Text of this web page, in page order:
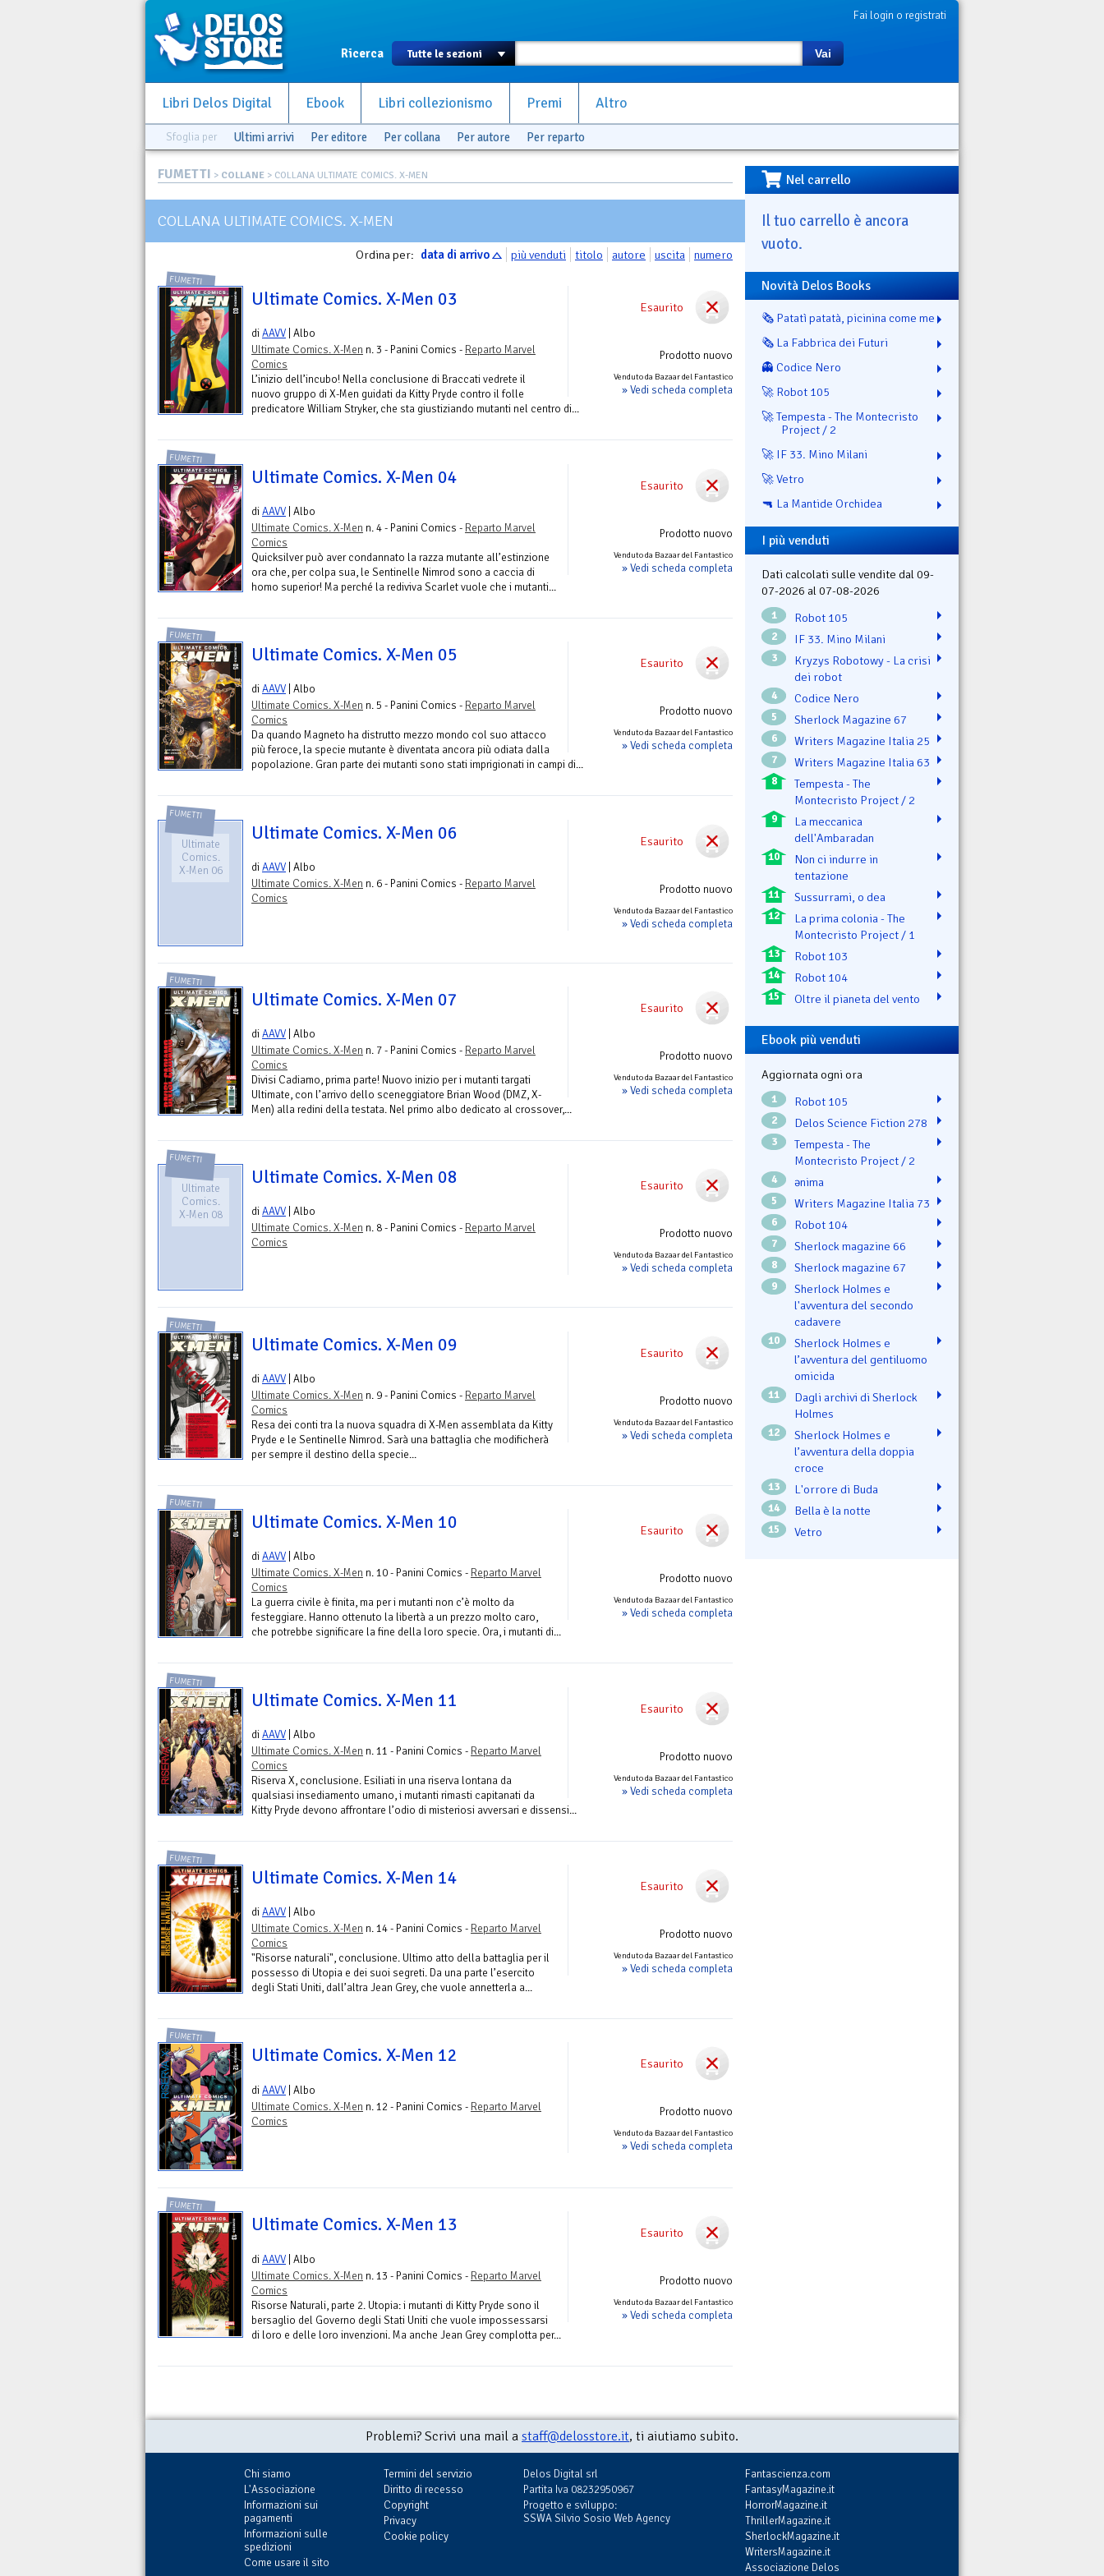
Fai login o registrati
Ricerca Vai
Libri Delos Digital Ebook Libri collezionismo Premi Altro
Sfoglia per Ultimi arrivi Per editore Per collana Per autore Per reparto
FUMETTI > COLLANE > COLLANA ULTIMATE COMICS. X-MEN
COLLANA ULTIMATE COMICS. X-MEN
Ordina per: data di arrivo più venduti titolo autore uscita numero
Esaurito
Prodotto nuovo
Venduto da Bazaar del Fantastico
» Vedi scheda completa
FUMETTI
Ultimate Comics. X-Men 03
diAAVV | Albo
Ultimate Comics. X-Men n. 3 - Panini Comics - Reparto Marvel
Comics
L’inizio dell’incubo! Nella conclusione di Braccati vedrete il
nuovo gruppo di X-Men guidati da Kitty Pryde contro il folle
predicatore William Stryker, che sta giustiziando mutanti nel centro di...
Esaurito
Prodotto nuovo
Venduto da Bazaar del Fantastico
» Vedi scheda completa
FUMETTI
Ultimate Comics. X-Men 04
diAAVV | Albo
Ultimate Comics. X-Men n. 4 - Panini Comics - Reparto Marvel
Comics
Quicksilver può aver condannato la razza mutante all’estinzione
ora che, per colpa sua, le Sentinelle Nimrod sono a caccia di
homo superior! Ma perché la rediviva Scarlet vuole che i mutanti...
Esaurito
Prodotto nuovo
Venduto da Bazaar del Fantastico
» Vedi scheda completa
FUMETTI
Ultimate Comics. X-Men 05
diAAVV | Albo
Ultimate Comics. X-Men n. 5 - Panini Comics - Reparto Marvel
Comics
Da quando Magneto ha distrutto mezzo mondo col suo attacco
più feroce, la specie mutante è diventata ancora più odiata dalla
popolazione. Gran parte dei mutanti sono stati imprigionati in campi di...
Esaurito
Prodotto nuovo
Venduto da Bazaar del Fantastico
» Vedi scheda completa
FUMETTI
Ultimate
Comics.
X-Men 06
Ultimate Comics. X-Men 06
diAAVV | Albo
Ultimate Comics. X-Men n. 6 - Panini Comics - Reparto Marvel
Comics
Esaurito
Prodotto nuovo
Venduto da Bazaar del Fantastico
» Vedi scheda completa
FUMETTI
Ultimate Comics. X-Men 07
diAAVV | Albo
Ultimate Comics. X-Men n. 7 - Panini Comics - Reparto Marvel
Comics
Divisi Cadiamo, prima parte! Nuovo inizio per i mutanti targati
Ultimate, con l’arrivo dello sceneggiatore Brian Wood (DMZ, X-
Men) alla redini della testata. Nel primo albo dedicato al crossover,...
Esaurito
Prodotto nuovo
Venduto da Bazaar del Fantastico
» Vedi scheda completa
FUMETTI
Ultimate
Comics.
X-Men 08
Ultimate Comics. X-Men 08
diAAVV | Albo
Ultimate Comics. X-Men n. 8 - Panini Comics - Reparto Marvel
Comics
Esaurito
Prodotto nuovo
Venduto da Bazaar del Fantastico
» Vedi scheda completa
FUMETTI
Ultimate Comics. X-Men 09
diAAVV | Albo
Ultimate Comics. X-Men n. 9 - Panini Comics - Reparto Marvel
Comics
Resa dei conti tra la nuova squadra di X-Men assemblata da Kitty
Pryde e le Sentinelle Nimrod. Sarà una battaglia che modificherà
per sempre il destino della specie...
Esaurito
Prodotto nuovo
Venduto da Bazaar del Fantastico
» Vedi scheda completa
FUMETTI
Ultimate Comics. X-Men 10
diAAVV | Albo
Ultimate Comics. X-Men n. 10 - Panini Comics - Reparto Marvel
Comics
La guerra civile è finita, ma per i mutanti non c’è molto da
festeggiare. Hanno ottenuto la libertà a un prezzo molto caro,
che potrebbe significare la fine della loro specie. Ora, i mutanti di...
Esaurito
Prodotto nuovo
Venduto da Bazaar del Fantastico
» Vedi scheda completa
FUMETTI
Ultimate Comics. X-Men 11
diAAVV | Albo
Ultimate Comics. X-Men n. 11 - Panini Comics - Reparto Marvel
Comics
Riserva X, conclusione. Esiliati in una riserva lontana da
qualsiasi insediamento umano, i mutanti rimasti capitanati da
Kitty Pryde devono affrontare l’odio di misteriosi avversari e dissensi...
Esaurito
Prodotto nuovo
Venduto da Bazaar del Fantastico
» Vedi scheda completa
FUMETTI
Ultimate Comics. X-Men 14
diAAVV | Albo
Ultimate Comics. X-Men n. 14 - Panini Comics - Reparto Marvel
Comics
"Risorse naturali", conclusione. Ultimo atto della battaglia per il
possesso di Utopia e dei suoi segreti. Da una parte l’esercito
degli Stati Uniti, dall’altra Jean Grey, che vuole annetterla a...
Esaurito
Prodotto nuovo
Venduto da Bazaar del Fantastico
» Vedi scheda completa
FUMETTI
Ultimate Comics. X-Men 12
diAAVV | Albo
Ultimate Comics. X-Men n. 12 - Panini Comics - Reparto Marvel
Comics
Esaurito
Prodotto nuovo
Venduto da Bazaar del Fantastico
» Vedi scheda completa
FUMETTI
Ultimate Comics. X-Men 13
diAAVV | Albo
Ultimate Comics. X-Men n. 13 - Panini Comics - Reparto Marvel
Comics
Risorse Naturali, parte 2. Utopia: i mutanti di Kitty Pryde sono il
bersaglio del Governo degli Stati Uniti che vuole impossessarsi
di loro e delle loro invenzioni. Ma anche Jean Grey complotta per...
Nel carrello
Il tuo carrello è ancora
vuoto.
Novità Delos Books
🗞️ Patatì patatà, picinina come me
🗞️ La Fabbrica dei Futuri
👻 Codice Nero
🚀 Robot 105
🚀 Tempesta - The Montecristo
Project / 2
🚀 IF 33. Mino Milani
🚀 Vetro
🔫 La Mantide Orchidea
I più venduti
Dati calcolati sulle vendite dal 09-
07-2026 al 07-08-2026
1 Robot 105
2 IF 33. Mino Milani
3
Kryzys Robotowy - La crisi
dei robot
4 Codice Nero
5 Sherlock Magazine 67
6 Writers Magazine Italia 25
7 Writers Magazine Italia 63
8
Tempesta - The
Montecristo Project / 2
9
La meccanica
dell'Ambaradan
10
Non ci indurre in
tentazione
11 Sussurrami, o dea
12
La prima colonia - The
Montecristo Project / 1
13 Robot 103
14 Robot 104
15 Oltre il pianeta del vento
Ebook più venduti
Aggiornata ogni ora
1 Robot 105
2 Delos Science Fiction 278
3
Tempesta - The
Montecristo Project / 2
4 ənima
5 Writers Magazine Italia 73
6 Robot 104
7 Sherlock magazine 66
8 Sherlock magazine 67
9
Sherlock Holmes e
l'avventura del secondo
cadavere
10
Sherlock Holmes e
l’avventura del gentiluomo
omicida
11
Dagli archivi di Sherlock
Holmes
12
Sherlock Holmes e
l’avventura della doppia
croce
13 L'orrore di Buda
14 Bella è la notte
15 Vetro
Problemi? Scrivi una mail a staff@delosstore.it, ti aiutiamo subito.
Chi siamo
L'Associazione
Informazioni sui
pagamenti
Informazioni sulle
spedizioni
Come usare il sito
Termini del servizio
Diritto di recesso
Copyright
Privacy
Cookie policy
Delos Digital srl
Partita Iva 08232950967
Progetto e sviluppo:
SSWA Silvio Sosio Web Agency
Fantascienza.com
FantasyMagazine.it
HorrorMagazine.it
ThrillerMagazine.it
SherlockMagazine.it
WritersMagazine.it
Associazione Delos